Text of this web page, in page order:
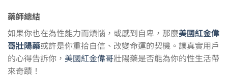
藥師總結
如果你也在為性能力而煩惱，或感到自卑，那麼美國紅金偉
哥壯陽藥或許是你重拾自信、改變命運的契機。讓真實用戶
的心得告訴你， 美國紅金偉哥壯陽藥是否能為你的性生活帶
來奇蹟！